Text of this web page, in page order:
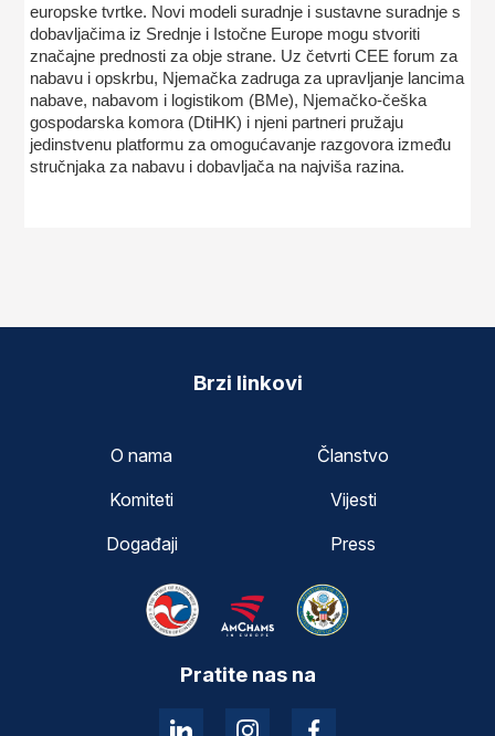
europske tvrtke. Novi modeli suradnje i sustavne suradnje s
dobavljačima iz Srednje i Istočne Europe mogu stvoriti
značajne prednosti za obje strane. Uz četvrti CEE forum za
nabavu i opskrbu, Njemačka zadruga za upravljanje lancima
nabave, nabavom i logistikom (BMe), Njemačko-češka
gospodarska komora (DtiHK) i njeni partneri pružaju
jedinstvenu platformu za omogućavanje razgovora između
stručnjaka za nabavu i dobavljača na najviša razina.
Brzi linkovi
O nama
Članstvo
Komiteti
Vijesti
Događaji
Press
Pratite nas na